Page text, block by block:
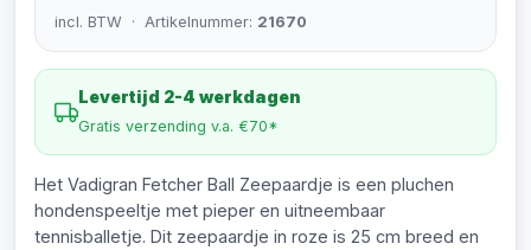
incl. BTW · Artikelnummer: 21670
Levertijd 2-4 werkdagen
Gratis verzending v.a. €70*
Het Vadigran Fetcher Ball Zeepaardje is een pluchen
hondenspeeltje met pieper en uitneembaar
tennisballetje. Dit zeepaardje in roze is 25 cm breed en